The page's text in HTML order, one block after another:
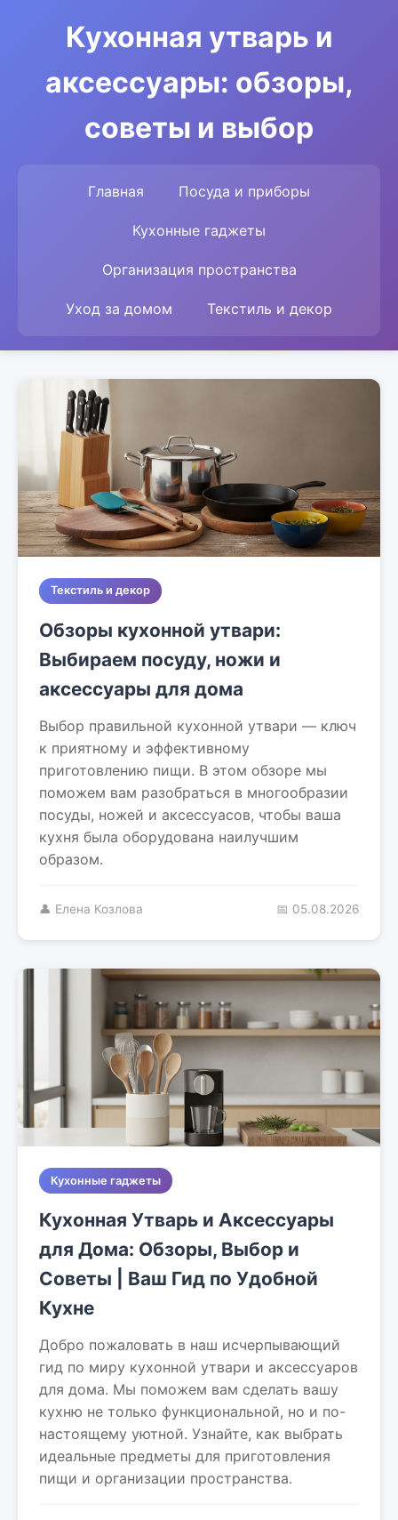
Кухонная утварь и
аксессуары: обзоры,
советы и выбор
Главная Посуда и приборы
Кухонные гаджеты
Организация пространства
Уход за домом Текстиль и декор
Текстиль и декор
Обзоры кухонной утвари:
Выбираем посуду, ножи и
аксессуары для дома
Выбор правильной кухонной утвари — ключ
к приятному и эффективному
приготовлению пищи. В этом обзоре мы
поможем вам разобраться в многообразии
посуды, ножей и аксессуасов, чтобы ваша
кухня была оборудована наилучшим
образом.
👤 Елена Козлова 📅 05.08.2026
Кухонные гаджеты
Кухонная Утварь и Аксессуары
для Дома: Обзоры, Выбор и
Советы | Ваш Гид по Удобной
Кухне
Добро пожаловать в наш исчерпывающий
гид по миру кухонной утвари и аксессуаров
для дома. Мы поможем вам сделать вашу
кухню не только функциональной, но и по-
настоящему уютной. Узнайте, как выбрать
идеальные предметы для приготовления
пищи и организации пространства.